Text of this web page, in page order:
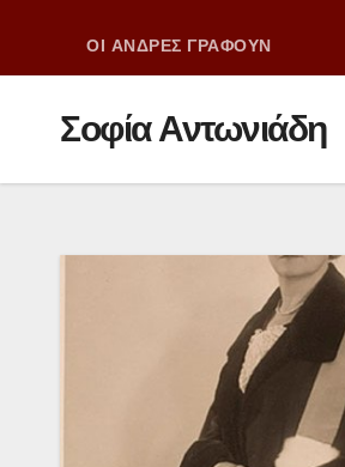
ΟΙ ΑΝΔΡΕΣ ΓΡΑΦΟΥΝ
Σοφία Αντωνιάδη